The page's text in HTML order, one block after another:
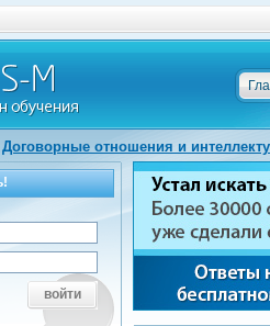
Договорные отношения и
войти